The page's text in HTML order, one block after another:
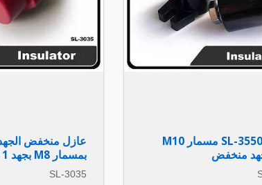
بمسمار M8 بجهد 1 كيلو فولت
SL-3035
SL-3550 1.2KV مسمار M10
منخفض